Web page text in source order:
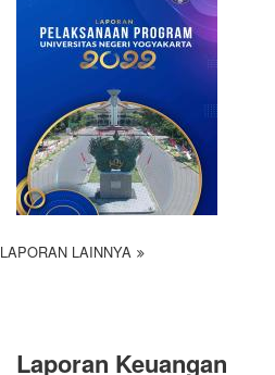
LAPORAN LAINNYA
Laporan Keuangan